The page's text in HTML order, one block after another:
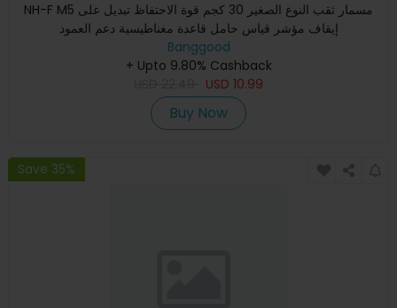
NH-F M5 مسمار ثقب النوع الصغير 30 كجم قوة الاحتفاظ تبديل على
إيقاف مؤشر قياس حامل قاعدة مغناطيسية دعم العمود
Banggood
+ Upto 9.80% Cashback
USD 10.99
Buy Now
Save 35%